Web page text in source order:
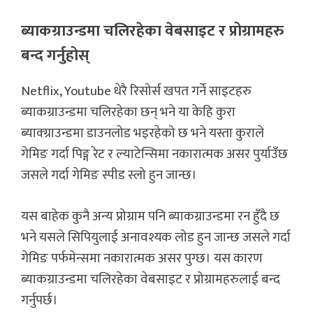
ब्याकग्राउन्डमा चलिरहेका वेबसाइट र प्रोग्रामहरु
बन्द गर्नुहोस्
Netflix, Youtube धेरै रिसोर्स खपत गर्ने साइटहरु
ब्याकग्राउन्डमा चलिरहेका छन् भने या केहि कुरा
ब्याक्ग्राउन्डमा डाउनलोड भइरहेको छ भने यस्ता कुराले
गेमिङ गर्दा पिङ्ग रेट र ल्याटेन्सिमा नकारात्मक असर पुर्याउँछ
जसले गर्दा गेमिङ स्पीड स्लो हुन जान्छ।
यस बाहेक कुनै अन्य प्रोग्राम पनि ब्याकग्राउन्डमा रन हुँदै छ
भने यसले सिपियुलाई अनावश्यक लोड हुन जान्छ जसले गर्दा
गेमिङ पर्फमेन्समा नकारात्मक असर पुग्छ। यस कारण
ब्याकग्राउन्डमा चलिरहेका वेबसाइट र प्रोग्रामहरुलाई बन्द
गर्नुपर्छ।